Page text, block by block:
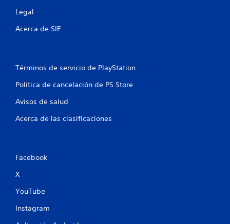
Legal
Acerca de SIE
Términos de servicio de PlayStation
Política de cancelación de PS Store
Avisos de salud
Acerca de las clasificaciones
Facebook
X
YouTube
Instagram